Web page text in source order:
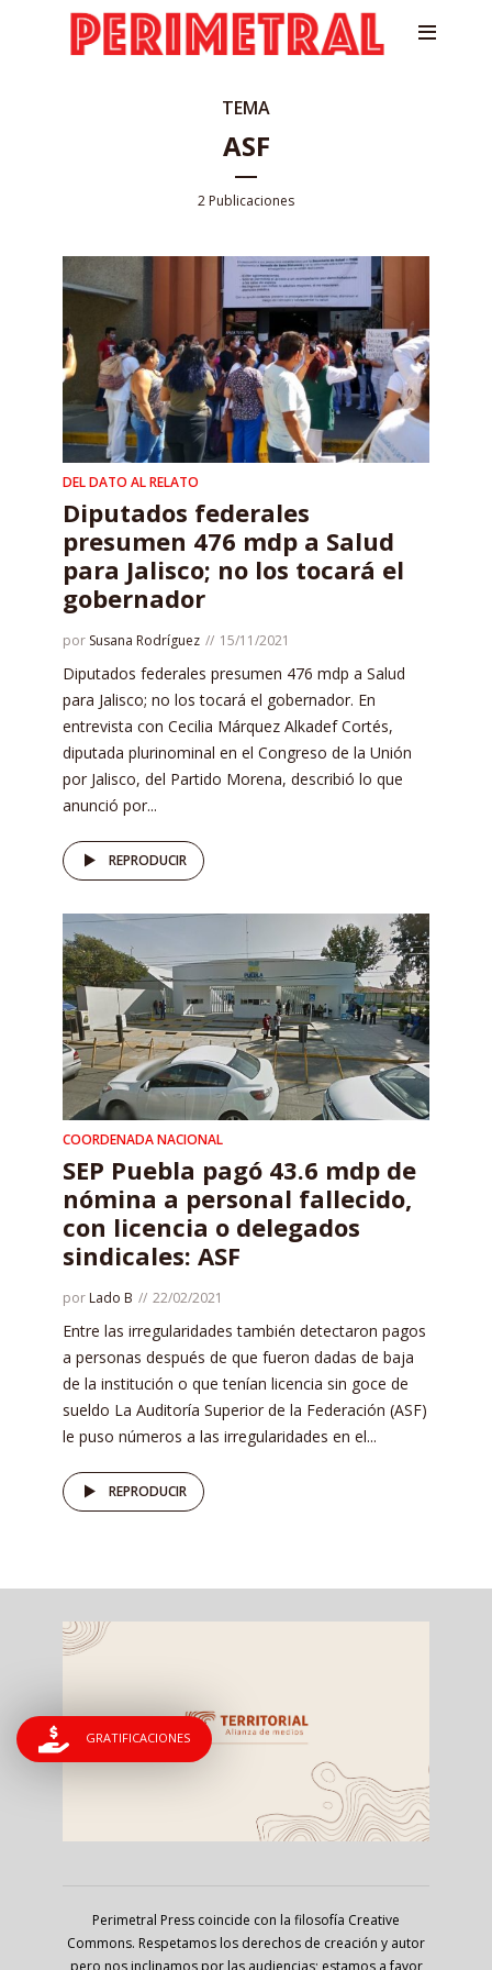
TEMA
ASF
2 Publicaciones
DEL DATO AL RELATO
Diputados federales
presumen 476 mdp a Salud
para Jalisco; no los tocará el
gobernador
por Susana Rodríguez 15/11/2021
Diputados federales presumen 476 mdp a Salud
para Jalisco; no los tocará el gobernador. En
entrevista con Cecilia Márquez Alkadef Cortés,
diputada plurinominal en el Congreso de la Unión
por Jalisco, del Partido Morena, describió lo que
anunció por...
REPRODUCIR
COORDENADA NACIONAL
SEP Puebla pagó 43.6 mdp de
nómina a personal fallecido,
con licencia o delegados
sindicales: ASF
por Lado B 22/02/2021
Entre las irregularidades también detectaron pagos
a personas después de que fueron dadas de baja
de la institución o que tenían licencia sin goce de
sueldo La Auditoría Superior de la Federación (ASF)
le puso números a las irregularidades en el...
REPRODUCIR
Perimetral Press coincide con la filosofía Creative
Commons. Respetamos los derechos de creación y autor
pero nos inclinamos por las audiencias; estamos a favor
GRATIFICACIONES